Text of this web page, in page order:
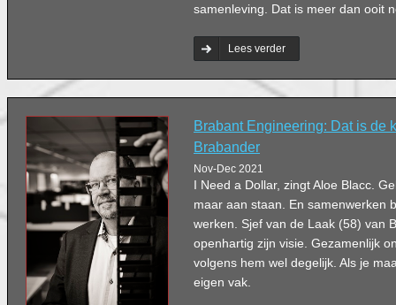
samenleving. Dat is meer dan ooit
Lees verder
Brabant Engineering: Dat is de
Brabander
Nov-Dec 2021
I Need a Dollar, zingt Aloe Blacc.
maar aan staan. En samenwerken
werken. Sjef van de Laak (58) van
openhartig zijn visie. Gezamenlijk
volgens hem wel degelijk. Als je
eigen vak.